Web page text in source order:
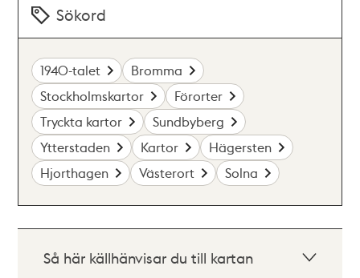
Sökord
1940-talet
Bromma
Stockholmskartor
Förorter
Tryckta kartor
Sundbyberg
Ytterstaden
Kartor
Hägersten
Hjorthagen
Västerort Solna
Så här källhänvisar du till kartan